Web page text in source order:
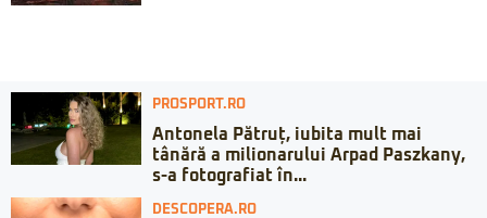
PROSPORT.RO
Antonela Pătruț, iubita mult mai
tânără a milionarului Arpad Paszkany,
s-a fotografiat în...
DESCOPERA.RO